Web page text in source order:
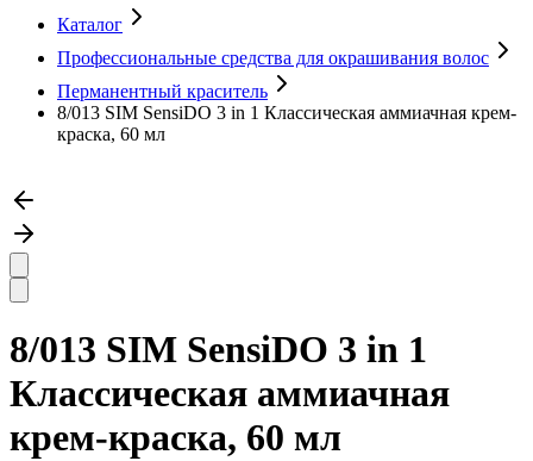
Каталог
Профессиональные средства для окрашивания волос
Перманентный краситель
8/013 SIM SensiDO 3 in 1 Классическая аммиачная крем-
краска, 60 мл
8/013 SIM SensiDO 3 in 1
Классическая аммиачная
крем-краска, 60 мл